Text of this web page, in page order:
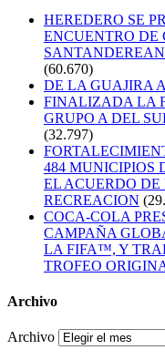
HEREDERO SE
ENCUENTRO DE
(60.670)
DE LA GUAJIRA
FINALIZADA LA
GRUPO A DEL
(32.797)
484 MUNICIPIOS
EL ACUERDO DE
RECREACION
COCA-COLA
CAMPAÑA
LA FIFA™, Y
TROFEO
Archivo
Archivo